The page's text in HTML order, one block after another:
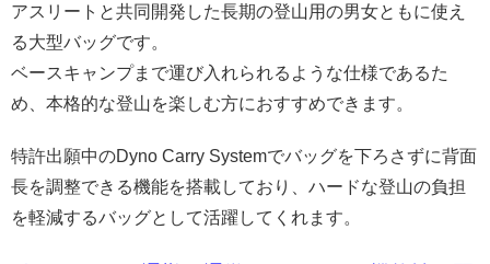
アスリートと共同開発した長期の登山用の男女ともに使え
る大型バッグです。
ベースキャンプまで運び入れられるような仕様であるた
め、本格的な登山を楽しむ方におすすめできます。
特許出願中のDyno Carry Systemでバッグを下ろさずに背面
長を調整できる機能を搭載しており、ハードな登山の負担
を軽減するバッグとして活躍してくれます。